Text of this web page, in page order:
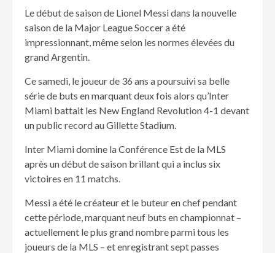
Le début de saison de Lionel Messi dans la nouvelle
saison de la Major League Soccer a été
impressionnant, même selon les normes élevées du
grand Argentin.
Ce samedi, le joueur de 36 ans a poursuivi sa belle
série de buts en marquant deux fois alors qu’Inter
Miami battait les New England Revolution 4-1 devant
un public record au Gillette Stadium.
Inter Miami domine la Conférence Est de la MLS
après un début de saison brillant qui a inclus six
victoires en 11 matchs.
Messi a été le créateur et le buteur en chef pendant
cette période, marquant neuf buts en championnat –
actuellement le plus grand nombre parmi tous les
joueurs de la MLS – et enregistrant sept passes